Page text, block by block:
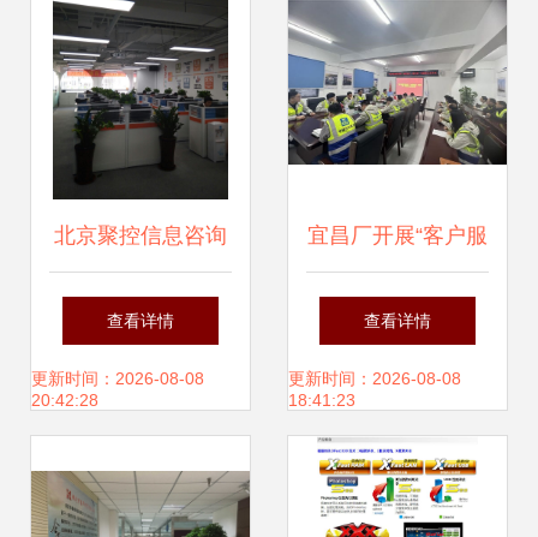
北京聚控信息咨询
服务 赋能企业智慧
决策的专业伙伴
查看详情
更新时间：2026-08-08
20:42:28
宜昌厂开展“客户服
务我来讲”主题党日
活动暨一季度职工
生日会
查看详情
更新时间：2026-08-08
18:41:23